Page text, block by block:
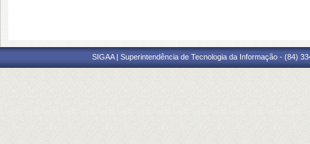
SIGAA | Superintendência de Tecnologia da Informação - (84)